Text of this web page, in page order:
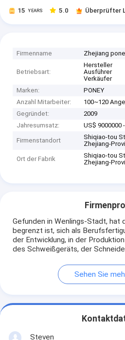
15 YEARS 5.0 Überprüfter
Firmenname Zhejiang
Betriebsart:
Hersteller
Ausführer
Verkäufer
Marken:
PONEY
Anzahl Mitarbeiter:
100~120
Gegründet:
2009
Jahresumsatz:
US$ 9000000
Firmenstandort
Shiqiao-tou
Zhejiang-
Ort der Fabrik
Shiqiao-tou
Zhejiang-
Gefunden in Wenlings-Stadt, hat
begrenzt ist, sich als
der Entwicklung, in der
des Schweißgeräts, der
Sehen Sie
Steven